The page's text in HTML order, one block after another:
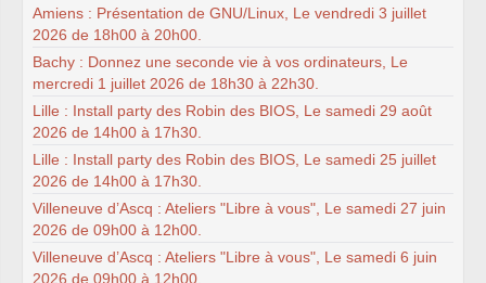
Amiens : Présentation de GNU/Linux, Le vendredi 3 juillet
2026 de 18h00 à 20h00.
Bachy : Donnez une seconde vie à vos ordinateurs, Le
mercredi 1 juillet 2026 de 18h30 à 22h30.
Lille : Install party des Robin des BIOS, Le samedi 29 août
2026 de 14h00 à 17h30.
Lille : Install party des Robin des BIOS, Le samedi 25 juillet
2026 de 14h00 à 17h30.
Villeneuve d’Ascq : Ateliers "Libre à vous", Le samedi 27 juin
2026 de 09h00 à 12h00.
Villeneuve d’Ascq : Ateliers "Libre à vous", Le samedi 6 juin
2026 de 09h00 à 12h00.